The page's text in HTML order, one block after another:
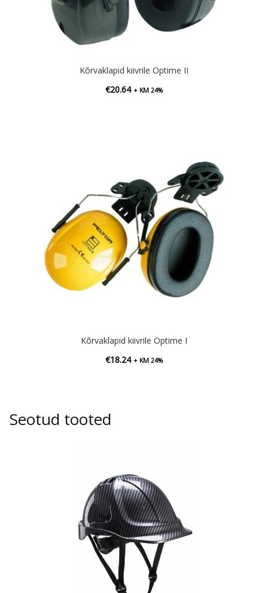
Kõrvaklapid kiivrile Optime II
€20.64 + KM 24%
Kõrvaklapid kiivrile Optime I
€18.24 + KM 24%
Seotud tooted